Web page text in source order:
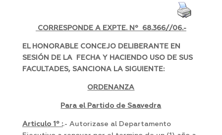
CORRESPONDE A EXPTE. Nº 68.366//06.-
EL HONORABLE CONCEJO DELIBERANTE EN
SESIÓN DE LA FECHA Y HACIENDO USO DE SUS
FACULTADES, SANCIONA LA SIGUIENTE:
ORDENANZA
Para el Partido de Saavedra
Articulo 1º:.- Autorizase al Departamento